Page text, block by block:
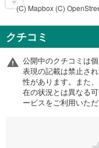
(C) Mapbox (C)
クチコミ
公開中のクチコミは
表現の記載は禁止さ
性があります。また
在の状況とは異なる
ービスをご利用いた